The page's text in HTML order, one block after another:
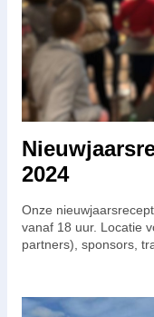
2024
Onze
vanaf 18 uur. Locatie
partners), sponsors,